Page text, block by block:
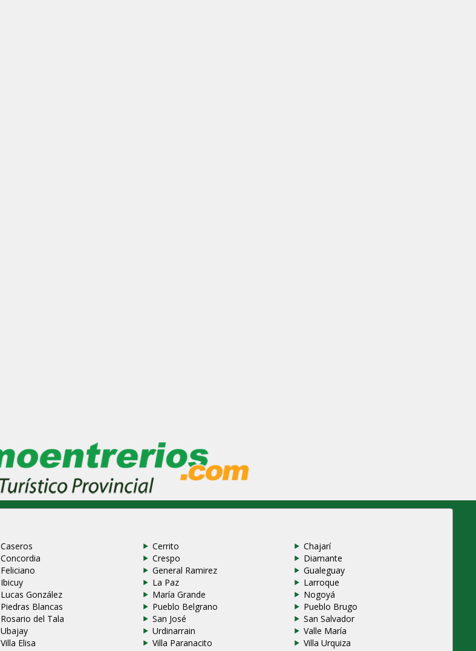
Caseros Cerrito
Chajarí
Concordia Crespo
Diamante
Feliciano General Ramirez
Gualeguay
Ibicuy La Paz
Larroque
Lucas González María Grande
Nogoyá
Piedras Blancas Pueblo Belgrano
Pueblo Brugo
Rosario del Tala San José
San Salvador
Ubajay Urdinarrain
Valle María
Villa Elisa Villa Paranacito
Villa Urquiza